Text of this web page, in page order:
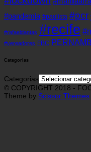
#pandemia #paulista #pcr
#rafaeldantas #recife
#vereadores FBC
Categorias
Categorias
© COPYRIGHT 2018 -
Theme by Scissor Themes